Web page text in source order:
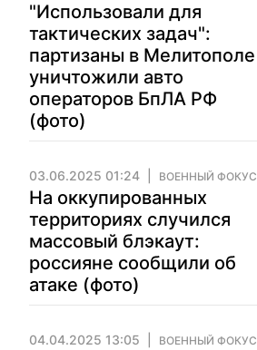
"Использовали для
тактических задач":
партизаны в Мелитополе
уничтожили авто
операторов БпЛА РФ
(фото)
03.06.2025 01:24 ВОЕННЫЙ ФОКУС
На оккупированных
территориях случился
массовый блэкаут:
россияне сообщили об
атаке (фото)
04.04.2025 13:05 ВОЕННЫЙ ФОКУС